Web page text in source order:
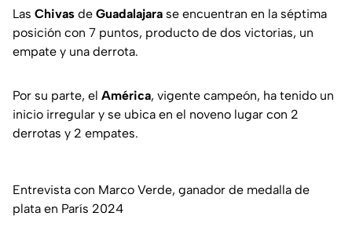
Las Chivas de Guadalajara se encuentran en la séptima
posición con 7 puntos, producto de dos victorias, un
empate y una derrota.
Por su parte, el América, vigente campeón, ha tenido un
inicio irregular y se ubica en el noveno lugar con 2
derrotas y 2 empates.
Entrevista con Marco Verde, ganador de medalla de
plata en París 2024